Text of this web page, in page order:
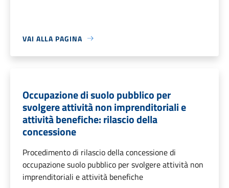
VAI ALLA PAGINA
Occupazione di suolo pubblico per
svolgere attività non imprenditoriali e
attività benefiche: rilascio della
concessione
Procedimento di rilascio della concessione di
occupazione suolo pubblico per svolgere attività non
imprenditoriali e attività benefiche